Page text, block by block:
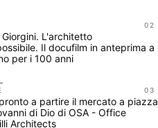
02
L'architetto
Il docufilm in anteprima a
per i 100 anni
03
a partire il mercato a piazza
di Dio di OSA - Office
Architects